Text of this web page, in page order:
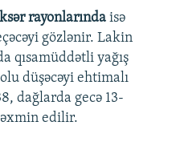
rayonlarında isə
gözlənir. Lakin
qısamüddətli yağış
düşəcəyi ehtimalı
dağlarda gecə 13-
edilir.